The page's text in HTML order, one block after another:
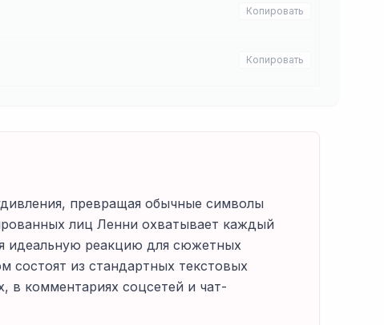
Копировать
Копировать
превращая обычные символы
лиц Ленни охватывает каждый
идеальную реакцию для сюжетных
из стандартных текстовых
в комментариях соцсетей и чат-